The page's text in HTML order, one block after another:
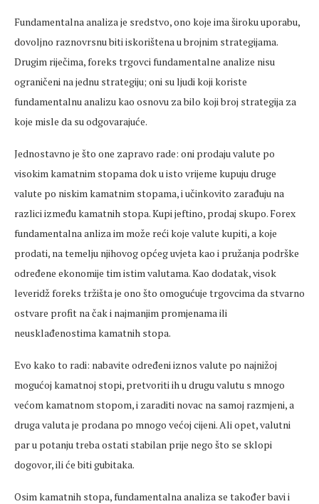
Fundamentalna analiza je sredstvo, ono koje ima široku uporabu,
dovoljno raznovrsnu biti iskorištena u brojnim strategijama.
Drugim riječima, foreks trgovci fundamentalne analize nisu
ograničeni na jednu strategiju; oni su ljudi koji koriste
fundamentalnu analizu kao osnovu za bilo koji broj strategija za
koje misle da su odgovarajuće.
Jednostavno je što one zapravo rade: oni prodaju valute po
visokim kamatnim stopama dok u isto vrijeme kupuju druge
valute po niskim kamatnim stopama, i učinkovito zarađuju na
razlici između kamatnih stopa. Kupi jeftino, prodaj skupo. Forex
fundamentalna anliza im može reći koje valute kupiti, a koje
prodati, na temelju njihovog općeg uvjeta kao i pružanja podrške
određene ekonomije tim istim valutama. Kao dodatak, visok
leveridž foreks tržišta je ono što omogućuje trgovcima da stvarno
ostvare profit na čak i najmanjim promjenama ili
neusklađenostima kamatnih stopa.
Evo kako to radi: nabavite određeni iznos valute po najnižoj
mogućoj kamatnoj stopi, pretvoriti ih u drugu valutu s mnogo
većom kamatnom stopom, i zaraditi novac na samoj razmjeni, a
druga valuta je prodana po mnogo većoj cijeni. Ali opet, valutni
par u potanju treba ostati stabilan prije nego što se sklopi
dogovor, ili će biti gubitaka.
Osim kamatnih stopa, fundamentalna analiza se također bavi i